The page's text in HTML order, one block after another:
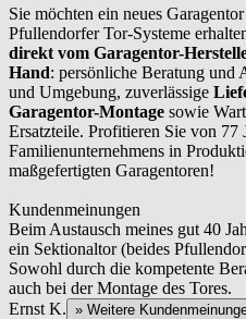
Sie möchten ein neues
Pfullendorfer Tor-Systeme
direkt vom Garagentor-
Hand: persönliche Beratung und
und Umgebung, zuverlässige
Garagentor-Montage sowie
Ersatzteile. Profitieren Sie von 77
Familienunternehmens in
maßgefertigten Garagentoren!
Kundenmeinungen
Beim Austausch meines gut 40
ein Sektionaltor (beides
Sowohl durch die kompetente
auch bei der Montage des Tores.
Ernst K. » Weitere